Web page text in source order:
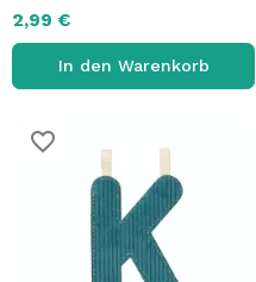
2,99 €
In den Warenkorb
favorite_border